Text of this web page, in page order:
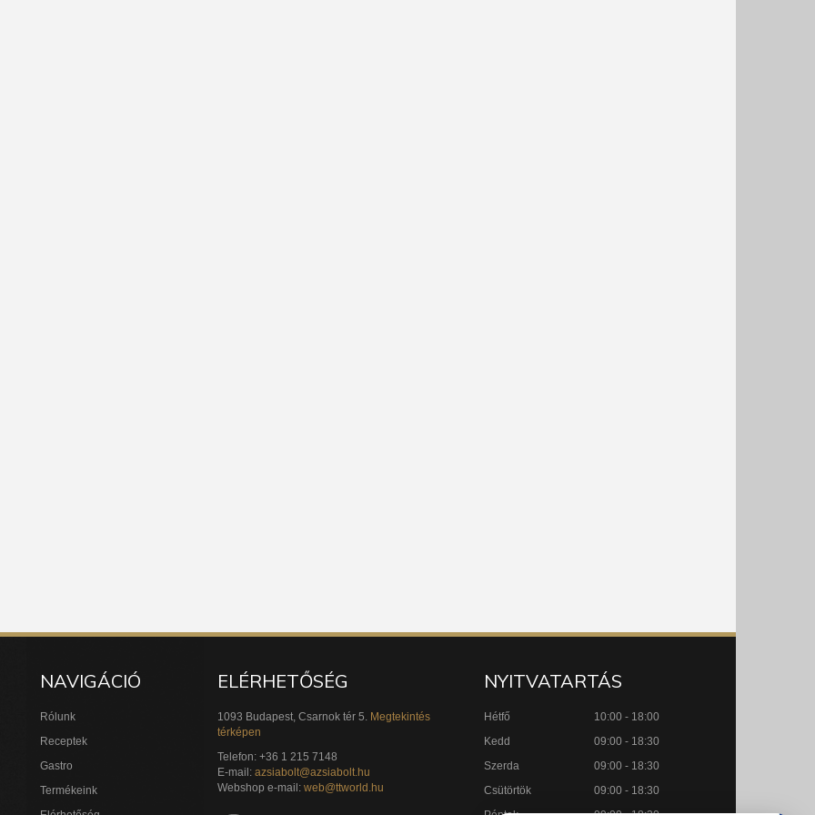
NAVIGÁCIÓ
Rólunk
Receptek
Gastro
Termékeink
ELÉRHETŐSÉG
1093 Budapest, Csarnok tér 5. Megtekintés
térképen
Telefon: +36 1 215 7148
E-mail: azsiabolt@azsiabolt.hu
Webshop e-mail: web@ttworld.hu
NYITVATARTÁS
Hétfő
10:00 - 18:00
Kedd
09:00 - 18:30
Szerda
09:00 - 18:30
Csütörtök
09:00 - 18:30